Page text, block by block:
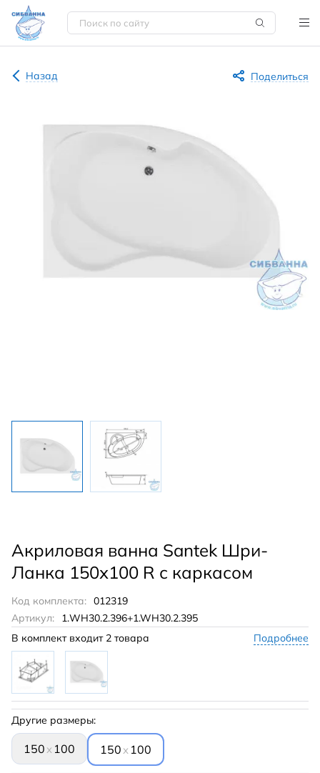
Назад Поделиться
Акриловая ванна Santek Шри-
Ланка 150х100 R с каркасом
Код комплекта: 012319
Артикул:
1.WH30.2.396+1.WH30.2.395
В комплект входит 2 товара Подробнее
Другие размеры:
150 x 100 150 x 100